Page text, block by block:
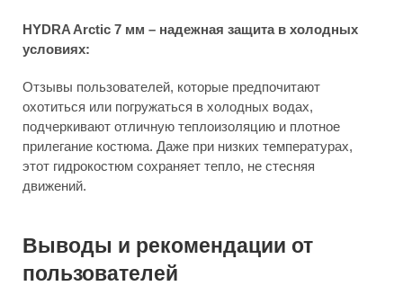
HYDRA Arctic 7 мм – надежная защита в холодных
условиях:
Отзывы пользователей, которые предпочитают
охотиться или погружаться в холодных водах,
подчеркивают отличную теплоизоляцию и плотное
прилегание костюма. Даже при низких температурах,
этот гидрокостюм сохраняет тепло, не стесняя
движений.
Выводы и рекомендации от
пользователей